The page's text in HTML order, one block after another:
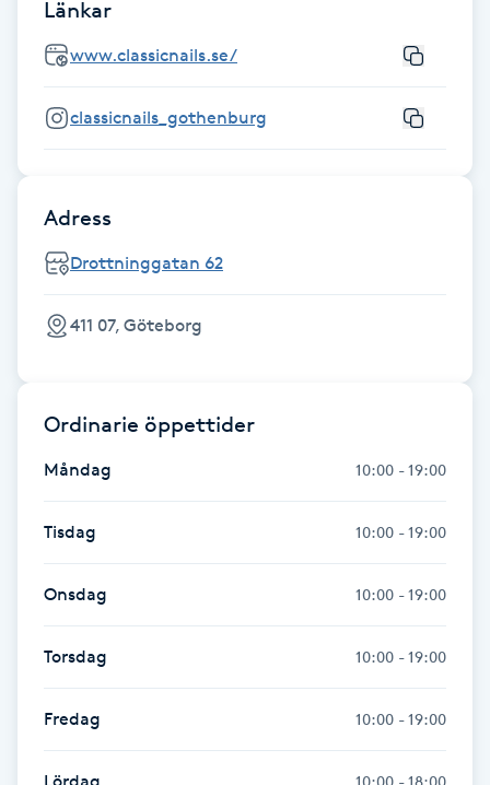
Hudvård
Hyaluronsyra
Hyperhidros
Hypnos
Hårvård
Hälsa
Hälsprickor
Länkar
www.classicnails.se/
classicnails_gothenburg
Adress
Drottninggatan 62
411 07, Göteborg
Ordinarie öppettider
Måndag 10:00 - 19:00
Tisdag 10:00 - 19:00
Onsdag 10:00 - 19:00
Torsdag 10:00 - 19:00
Fredag 10:00 - 19:00
10:00 - 18:00